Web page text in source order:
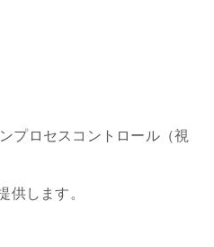
プロセスコントロール（視
供します。